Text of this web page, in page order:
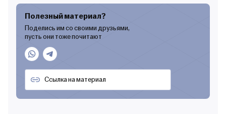
Полезный материал?
Поделись им со своими друзьями,
пусть они тоже почитают